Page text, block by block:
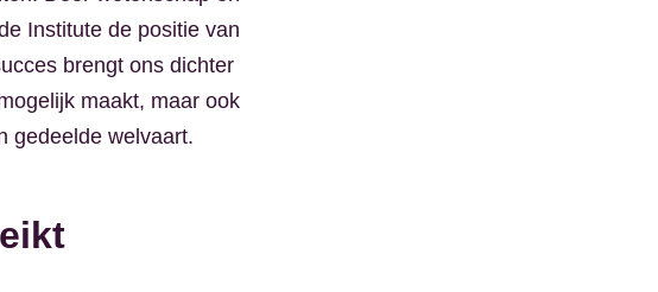
Institute de positie van
brengt ons dichter
maakt, maar ook
gedeelde welvaart.